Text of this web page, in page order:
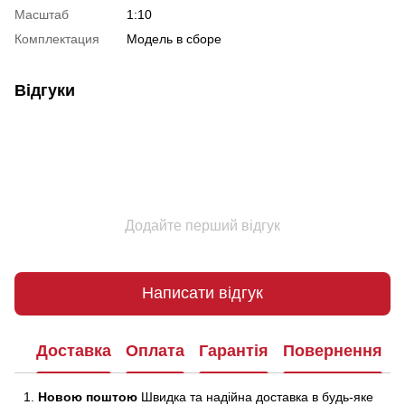
Масштаб
1:10
Комплектация
Модель в сборе
Відгуки
Додайте перший відгук
Написати відгук
Доставка Оплата Гарантія Повернення
Новою поштою Швидка та надійна доставка в будь-яке